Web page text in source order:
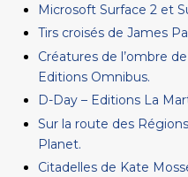
Microsoft Surface 2 et
Tirs croisés de James
Créatures de l’ombre
Editions Omnibus.
D-Day – Editions La
Sur la route des
Planet.
Citadelles de Kate